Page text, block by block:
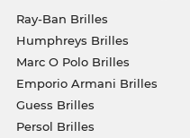
Ray-Ban Brilles
Humphreys Brilles
Marc O Polo Brilles
Emporio Armani Brilles
Guess Brilles
Persol Brilles